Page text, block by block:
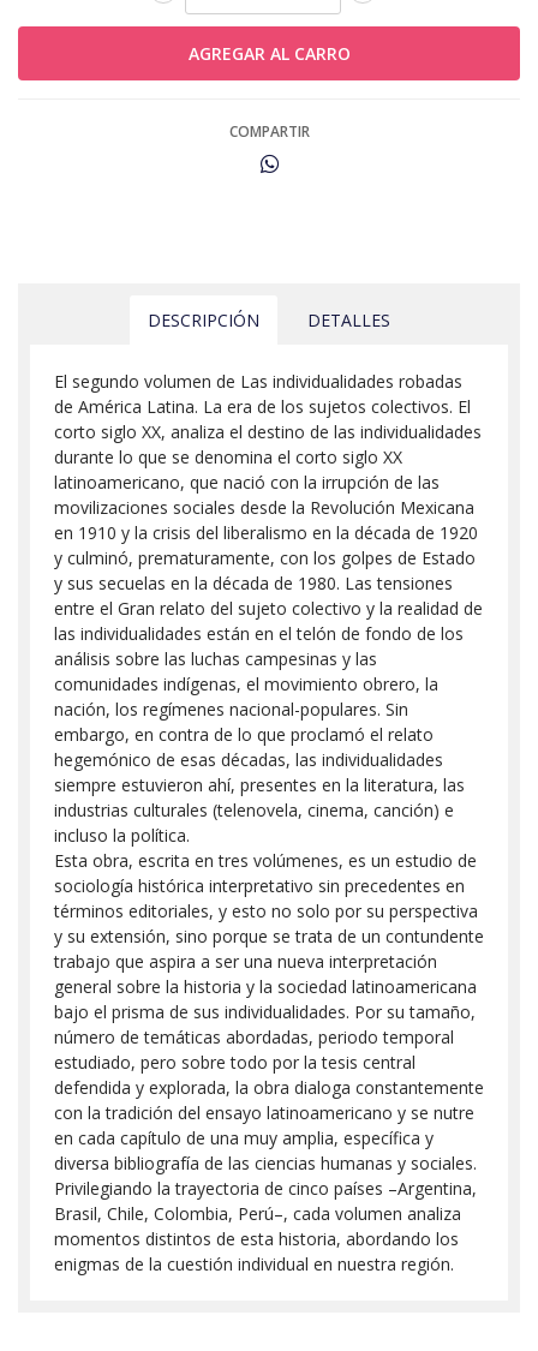
COMPARTIR
DESCRIPCIÓN DETALLES
El segundo volumen de Las individualidades robadas
de América Latina. La era de los sujetos colectivos. El
corto siglo XX, analiza el destino de las individualidades
durante lo que se denomina el corto siglo XX
latinoamericano, que nació con la irrupción de las
movilizaciones sociales desde la Revolución Mexicana
en 1910 y la crisis del liberalismo en la década de 1920
y culminó, prematuramente, con los golpes de Estado
y sus secuelas en la década de 1980. Las tensiones
entre el Gran relato del sujeto colectivo y la realidad de
las individualidades están en el telón de fondo de los
análisis sobre las luchas campesinas y las
comunidades indígenas, el movimiento obrero, la
nación, los regímenes nacional-populares. Sin
embargo, en contra de lo que proclamó el relato
hegemónico de esas décadas, las individualidades
siempre estuvieron ahí, presentes en la literatura, las
industrias culturales (telenovela, cinema, canción) e
incluso la política.
Esta obra, escrita en tres volúmenes, es un estudio de
sociología histórica interpretativo sin precedentes en
términos editoriales, y esto no solo por su perspectiva
y su extensión, sino porque se trata de un contundente
trabajo que aspira a ser una nueva interpretación
general sobre la historia y la sociedad latinoamericana
bajo el prisma de sus individualidades. Por su tamaño,
número de temáticas abordadas, periodo temporal
estudiado, pero sobre todo por la tesis central
defendida y explorada, la obra dialoga constantemente
con la tradición del ensayo latinoamericano y se nutre
en cada capítulo de una muy amplia, específica y
diversa bibliografía de las ciencias humanas y sociales.
Privilegiando la trayectoria de cinco países –Argentina,
Brasil, Chile, Colombia, Perú–, cada volumen analiza
momentos distintos de esta historia, abordando los
enigmas de la cuestión individual en nuestra región.